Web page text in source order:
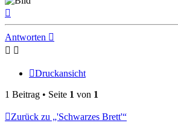
Antworten
Druckansicht
1 Beitrag • Seite 1 von 1
Zurück zu „'Schwarzes Brett'“